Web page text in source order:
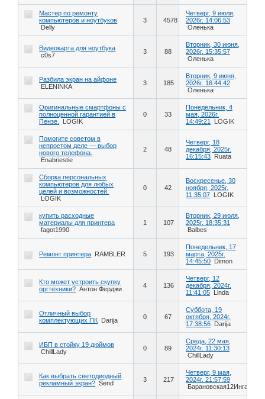
Мастер по ремонту
компьютеров и ноутбуков
Delly
3 4578
Четверг, 9 июля,
2026г. 14:06:53
Оленька
Видеокарта для ноутбука
c0s7
3 88
Вторник, 30 июня,
2026г. 15:35:57
Оленька
Разбила экран на айфоне
ELENINKA
3 185
Вторник, 9 июня,
2026г. 16:44:42
Оленька
Оригинальные смартфоны с
полноценной гарантией в
Пензе.
LOGIK
0 33
Понедельник, 4
мая, 2026г.
14:49:21
LOGIK
Помогите советом в
непростом деле — выбор
нового телефона.
Enabriestie
2 48
Четверг, 18
декабря, 2025г.
16:15:43 Ruata
Сборка персональных
компьютеров для любых
целей и возможностей.
LOGIK
0 42
Воскресенье, 30
ноября, 2025г.
11:35:07 LOGIK
купить расходные
материалы для принтера
fagot1990
1 107
Вторник, 29 июля,
2025г. 18:35:31
Balbes
Ремонт принтера RAMBLER 5 193
Понедельник, 17
марта, 2025г.
14:45:50 Dimon
Кто может устроить скупку
оргтехники? Антон Ферджи 4 136
Четверг, 12
декабря, 2024г.
11:41:05 Linda
Отличный выбор
комплектующих ПК Darija 0 67
Суббота, 19
октября, 2024г.
17:38:56 Darija
ИБП в стойку 19 дюймов
ChillLady
0 89
Среда, 22 мая,
2024г. 11:30:13
ChillLady
Как выбрать светодиодный
рекламный экран? Send 3 217
Четверг, 9 мая,
2024г. 21:57:59
Барановская12Инга